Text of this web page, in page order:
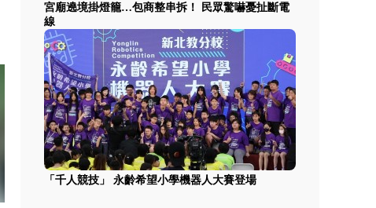
宮廟遶境掛燈籠…包商整串拆！ 民眾驚嚇憂扯斷電
線
「千人競技」 永齡希望小學機器人大賽登場